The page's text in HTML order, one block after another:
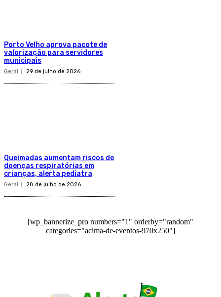
Porto Velho aprova pacote de
valorização para servidores
municipais
Geral 29 de julho de 2026
Queimadas aumentam riscos de
doenças respiratórias em
crianças, alerta pediatra
Geral 28 de julho de 2026
[wp_bannerize_pro numbers="1" orderby="random"
categories="acima-de-eventos-970x250"]